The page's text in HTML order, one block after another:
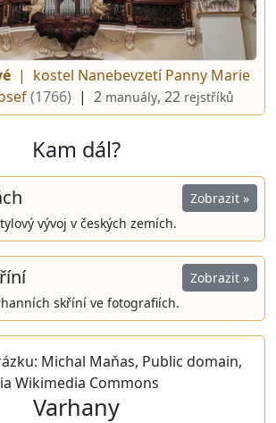
| kostel Nanebevzetí Panny Marie
(1766) | 2 manuály, 22 rejstříků
Kam dál?
Zobrazit »
vývoj v českých zemích.
Zobrazit »
skříní ve fotografiích.
Varhany